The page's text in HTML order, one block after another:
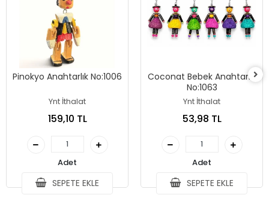
Pinokyo Anahtarlık No:1006
Ynt İthalat
159,10 TL
Adet
SEPETE EKLE
Coconat Bebek Anahtarlık
No:1063
Ynt İthalat
53,98 TL
Adet
SEPETE EKLE